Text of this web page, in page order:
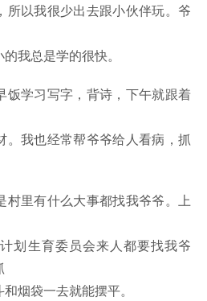
以我很少出去跟小伙伴玩。爷
我总是学的很快。
学习写字，背诗，下午就跟着
。我也经常帮爷爷给人看病，抓
里有什么大事都找我爷爷。上
划生育委员会来人都要找我爷
烟袋一去就能摆平。